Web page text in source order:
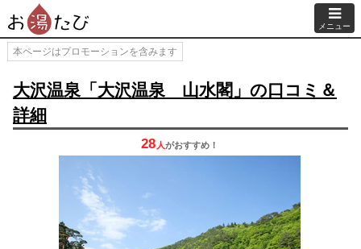
メニュー
本ページはプロモーションを含みます
大沢温泉「大沢温泉 山水閣」の口コミ＆
詳細
28 人がおすすめ！